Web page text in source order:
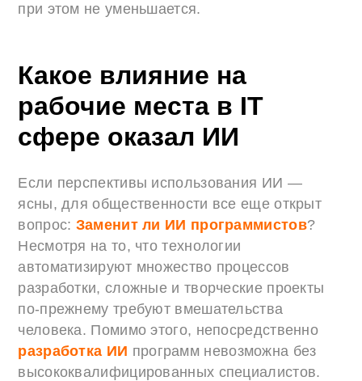
при этом не уменьшается.
Какое влияние на
рабочие места в IT
сфере оказал ИИ
Если перспективы использования ИИ —
ясны, для общественности все еще открыт
вопрос: Заменит ли ИИ программистов?
Несмотря на то, что технологии
автоматизируют множество процессов
разработки, сложные и творческие проекты
по-прежнему требуют вмешательства
человека. Помимо этого, непосредственно
разработка ИИ программ невозможна без
высококвалифицированных специалистов.